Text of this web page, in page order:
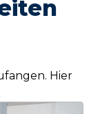
Hier